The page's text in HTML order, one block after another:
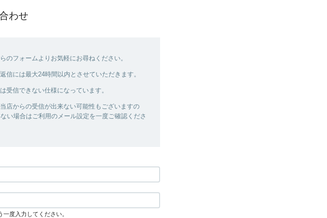
わせ
のフォームよりお気軽にお尋ねください。
には最大24時間以内とさせていただきます。
信できない仕様になっています。
からの受信が出来ない可能性もございますの
い場合はご利用のメール設定を一度ご確認くださ
度入力してください。